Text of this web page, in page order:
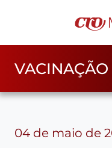
04 de maio de